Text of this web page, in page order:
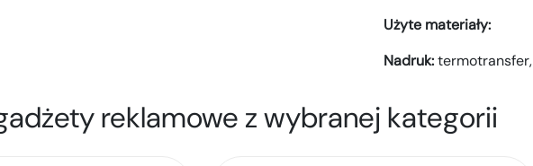
Użyte materiały:
Nadruk:termotransfer,
reklamowe z wybranej kategorii